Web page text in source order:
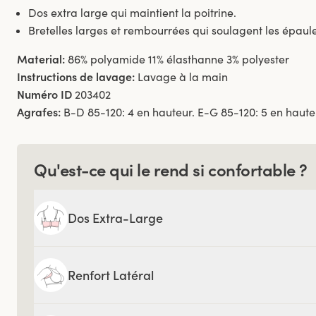
Dos extra large qui maintient la poitrine.
Bretelles larges et rembourrées qui soulagent les
Material: 86% polyamide 11% élasthanne 3% polyester
Instructions de lavage: Lavage à la main
Numéro ID 203402
Agrafes: B-D 85-120: 4 en hauteur. E-G 85-120: 5 en
Qu'est-ce qui le rend si confortable ?
Dos Extra-Large
Renfort Latéral